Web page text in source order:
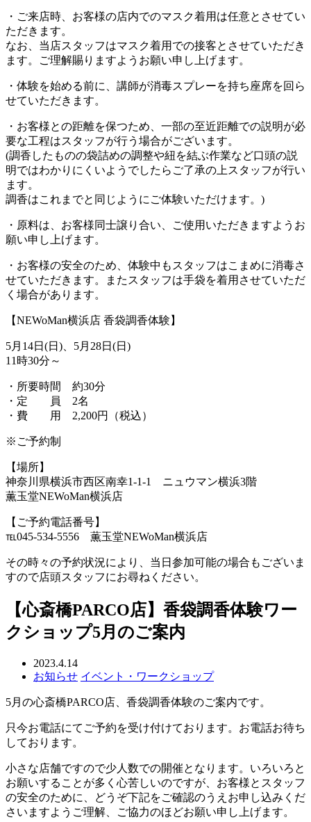
・ご来店時、お客様の店内でのマスク着用は任意とさせてい
ただきます。
なお、当店スタッフはマスク着用での接客とさせていただき
ます。ご理解賜りますようお願い申し上げます。
・体験を始める前に、講師が消毒スプレーを持ち座席を回ら
せていただきます。
・お客様との距離を保つため、一部の至近距離での説明が必
要な工程はスタッフが行う場合がございます。
(調香したものの袋詰めの調整や紐を結ぶ作業など口頭の説
明ではわかりにくいようでしたらご了承の上スタッフが行い
ます。
調香はこれまでと同じようにご体験いただけます。)
・原料は、お客様同士譲り合い、ご使用いただきますようお
願い申し上げます。
・お客様の安全のため、体験中もスタッフはこまめに消毒さ
せていただきます。またスタッフは手袋を着用させていただ
く場合があります。
【NEWoMan横浜店 香袋調香体験】
5月14日(日)、5月28日(日)
11時30分～
・所要時間 約30分
・定 員 2名
・費 用 2,200円（税込）
※ご予約制
【場所】
神奈川県横浜市西区南幸1-1-1 ニュウマン横浜3階
薫玉堂NEWoMan横浜店
【ご予約電話番号】
℡045-534-5556 薫玉堂NEWoMan横浜店
その時々の予約状況により、当日参加可能の場合もございま
すので店頭スタッフにお尋ねください。
【心斎橋PARCO店】香袋調香体験ワー
クショップ5月のご案内
2023.4.14
お知らせ イベント・ワークショップ
5月の心斎橋PARCO店、香袋調香体験のご案内です。
只今お電話にてご予約を受け付けております。お電話お待ち
しております。
小さな店舗ですので少人数での開催となります。いろいろと
お願いすることが多く心苦しいのですが、お客様とスタッフ
の安全のために、どうぞ下記をご確認のうえお申し込みくだ
さいますようご理解、ご協力のほどお願い申し上げます。